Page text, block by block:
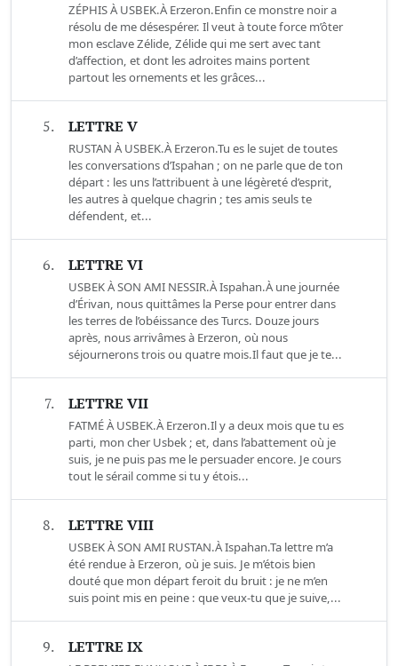
ZÉPHIS À USBEK.À Erzeron.Enfin ce monstre noir a
résolu de me désespérer. Il veut à toute force m’ôter
mon esclave Zélide, Zélide qui me sert avec tant
d’affection, et dont les adroites mains portent
partout les ornements et les grâces...
5. LETTRE V
RUSTAN À USBEK.À Erzeron.Tu es le sujet de toutes
les conversations d’Ispahan ; on ne parle que de ton
départ : les uns l’attribuent à une légèreté d’esprit,
les autres à quelque chagrin ; tes amis seuls te
défendent, et...
6. LETTRE VI
USBEK À SON AMI NESSIR.À Ispahan.À une journée
d’Érivan, nous quittâmes la Perse pour entrer dans
les terres de l’obéissance des Turcs. Douze jours
après, nous arrivâmes à Erzeron, où nous
séjournerons trois ou quatre mois.Il faut que je te...
7. LETTRE VII
FATMÉ À USBEK.À Erzeron.Il y a deux mois que tu es
parti, mon cher Usbek ; et, dans l’abattement où je
suis, je ne puis pas me le persuader encore. Je cours
tout le sérail comme si tu y étois...
8. LETTRE VIII
USBEK À SON AMI RUSTAN.À Ispahan.Ta lettre m’a
été rendue à Erzeron, où je suis. Je m’étois bien
douté que mon départ feroit du bruit : je ne m’en
suis point mis en peine : que veux-tu que je suive,...
9. LETTRE IX